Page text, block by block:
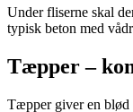
Under fliserne skal
typisk beton med
Tæpper –
Tæpper giver en blød